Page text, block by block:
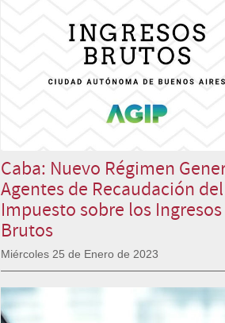
Caba: Nuevo Régimen
Agentes de Recaudación del
Impuesto sobre los Ingresos
Brutos
Miércoles 25 de Enero de 2023